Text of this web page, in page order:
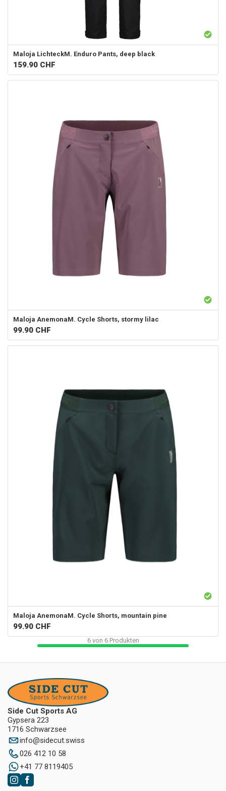
Maloja LichteckM. Enduro Pants, deep black
159.90 CHF
Maloja AnemonaM. Cycle Shorts, stormy lilac
99.90 CHF
Maloja AnemonaM. Cycle Shorts, mountain pine
99.90 CHF
6von 6Produkten
Side Cut Sports AG
Gypsera 223
1716 Schwarzsee
info@sidecut.swiss
026 412 10 58
+41 77 8119405